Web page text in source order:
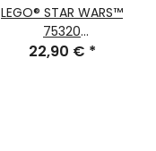
LEGO® STAR WARS™
75320
Snowtrooper™
22,90 € *